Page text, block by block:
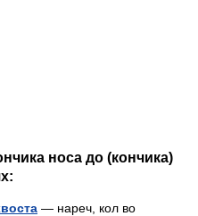
носа до (кончика)
— нареч, кол во